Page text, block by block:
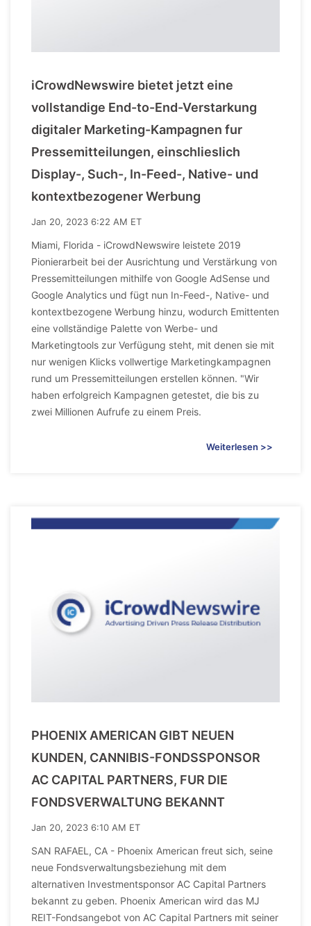
iCrowdNewswire bietet jetzt eine
vollstandige End-to-End-Verstarkung
digitaler Marketing-Kampagnen fur
Pressemitteilungen, einschlieslich
Display-, Such-, In-Feed-, Native- und
kontextbezogener Werbung
Jan 20, 2023 6:22 AM ET
Miami, Florida - iCrowdNewswire leistete 2019
Pionierarbeit bei der Ausrichtung und Verstärkung von
Pressemitteilungen mithilfe von Google AdSense und
Google Analytics und fügt nun In-Feed-, Native- und
kontextbezogene Werbung hinzu, wodurch Emittenten
eine vollständige Palette von Werbe- und
Marketingtools zur Verfügung steht, mit denen sie mit
nur wenigen Klicks vollwertige Marketingkampagnen
rund um Pressemitteilungen erstellen können. "Wir
haben erfolgreich Kampagnen getestet, die bis zu
zwei Millionen Aufrufe zu einem Preis.
Weiterlesen >>
PHOENIX AMERICAN GIBT NEUEN
KUNDEN, CANNIBIS-FONDSSPONSOR
AC CAPITAL PARTNERS, FUR DIE
FONDSVERWALTUNG BEKANNT
Jan 20, 2023 6:10 AM ET
SAN RAFAEL, CA - Phoenix American freut sich, seine
neue Fondsverwaltungsbeziehung mit dem
alternativen Investmentsponsor AC Capital Partners
bekannt zu geben. Phoenix American wird das MJ
REIT-Fondsangebot von AC Capital Partners mit seiner